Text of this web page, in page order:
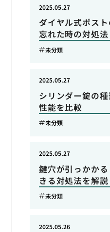
ダイヤル式ポス
忘れた時の対処法
2025.05.27
未分類
シリンダー錠の
性能を比較
2025.05.27
未分類
鍵穴が引っかか
きる対処法を解説
2025.05.27
未分類
2025.05.26